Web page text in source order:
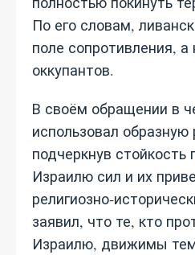
По его словам,
поле сопротивления,
оккупантов.
В своём обращении в
использовал образную
подчеркнув
Израилю сил и их
заявил, что те, кто
Израилю, движимы